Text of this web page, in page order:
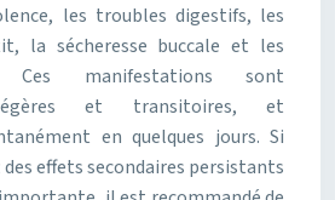
les troubles digestifs, les
la sécheresse buccale et les
Ces manifestations sont
et transitoires, et
en quelques jours. Si
effets secondaires persistants